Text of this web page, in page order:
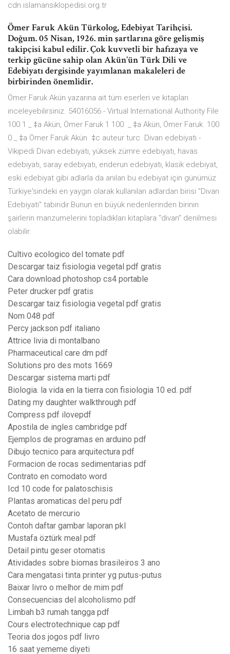
cdn.islamansiklopedisi.org.tr
Ömer Faruk Akün Türkolog, Edebiyat Tarihçisi.
Doğum. 05 Nisan, 1926. ­min şartlarına göre gelişmiş
takipçisi kabul edilir. Çok kuvvetli bir hafızaya ve
terkip gücüne sahip olan Akün’ün Türk Dili ve
Edebiyatı dergisinde yayımlanan makaleleri de
birbirinden önemlidir.
Ömer Faruk Akün yazarına ait tüm eserleri ve kitapları
inceleyebilirsiniz. 54016056 - Virtual International Authority File
100 1 _ ‎‡a Akün, Ömer Faruk ‏ 100 1 _ ‎‡a Akün, Ömer Faruk. 100
0 _ ‎‡a Ömer Faruk Akün ‏ ‎‡c auteur turc ‏ Divan edebiyatı -
Vikipedi Divan edebiyatı, yüksek zümre edebiyatı, havas
edebiyatı, saray edebiyatı, enderun edebiyatı, klasik edebiyat,
eski edebiyat gibi adlarla da anılan bu edebiyat için günümüz
Türkiye'sindeki en yaygın olarak kullanılan adlardan birisi "Divan
Edebiyatı" tabiridir.Bunun en büyük nedenlerinden birinin
şairlerin manzumelerini topladıkları kitaplara "divan" denilmesi
olabilir.
Cultivo ecologico del tomate pdf
Descargar taiz fisiologia vegetal pdf gratis
Cara download photoshop cs4 portable
Peter drucker pdf gratis
Descargar taiz fisiologia vegetal pdf gratis
Nom 048 pdf
Percy jackson pdf italiano
Attrice livia di montalbano
Pharmaceutical care dm pdf
Solutions pro des mots 1669
Descargar sistema marti pdf
Biologia. la vida en la tierra con fisiologia 10 ed. pdf
Dating my daughter walkthrough pdf
Compress pdf ilovepdf
Apostila de ingles cambridge pdf
Ejemplos de programas en arduino pdf
Dibujo tecnico para arquitectura pdf
Formacion de rocas sedimentarias pdf
Contrato en comodato word
Icd 10 code for palatoschisis
Plantas aromaticas del peru pdf
Acetato de mercurio
Contoh daftar gambar laporan pkl
Mustafa öztürk meal pdf
Detail pintu geser otomatis
Atividades sobre biomas brasileiros 3 ano
Cara mengatasi tinta printer yg putus-putus
Baixar livro o melhor de mim pdf
Consecuencias del alcoholismo pdf
Limbah b3 rumah tangga pdf
Cours electrotechnique cap pdf
Teoria dos jogos pdf livro
16 saat yememe diyeti